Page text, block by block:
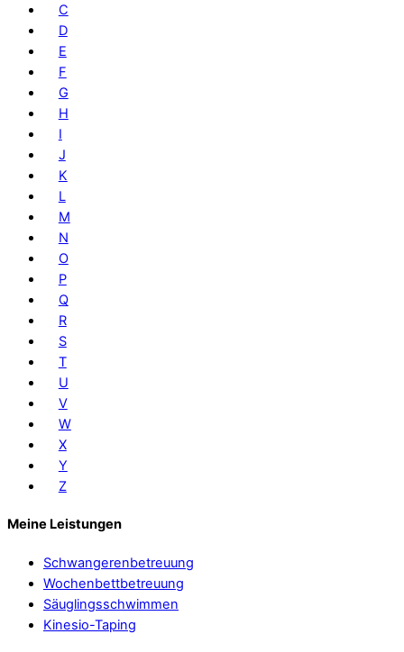
C
D
E
F
G
H
I
J
K
L
M
N
O
P
Q
R
S
T
U
V
W
X
Y
Z
Meine Leistungen
Schwangerenbetreuung
Wochenbettbetreuung
Säuglingsschwimmen
Kinesio-Taping